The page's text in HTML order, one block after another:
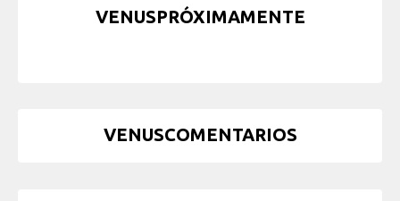
VENUSPRÓXIMAMENTE
VENUSCOMENTARIOS